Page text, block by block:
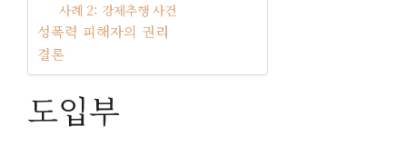
사례 2: 강제추행 사건
성폭력 피해자의 권리
결론
도입부